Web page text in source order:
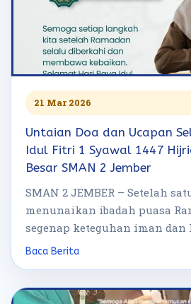
21 Mar 2026
Untaian Doa dan Ucapan
Idul Fitri 1 Syawal 1447
Besar SMAN 2 Jember
SMAN 2 JEMBER – Setelah
menunaikan ibadah puasa
segenap keteguhan iman
hari […]
Baca Berita